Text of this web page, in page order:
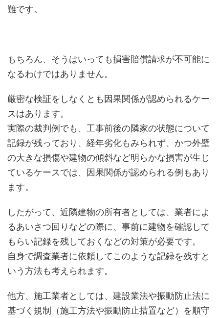
難です。
もちろん、そうはいっても損害賠償請求が不可能に
なるわけではありません。
厳密な検証をしなくとも因果関係が認められるケー
スはあります。
実際の裁判例でも、工事前後の隣家の状態について
記録が残っており、経年劣化もみられず、かつ外壁
の大きな損傷や建物の傾斜など明らかな損害が生じ
ているケースでは、因果関係が認められる例もあり
ます。
したがって、近隣建物の所有者としては、業者によ
るあいさつ回りなどの際に、事前に建物を確認して
もらい記録を残しておくなどの対策が必要です。
自身で調査業者に依頼してこのような記録を残すと
いう方法も考えられます。
他方、施工業者としては、建設業法や振動防止法に
基づく規制（施工方法や振動防止措置など）を順守